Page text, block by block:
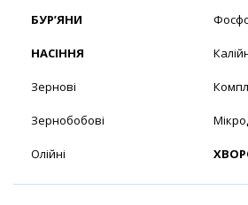
БУР’ЯНИ
НАСІННЯ
Зернові
Зернобобові
Олійні